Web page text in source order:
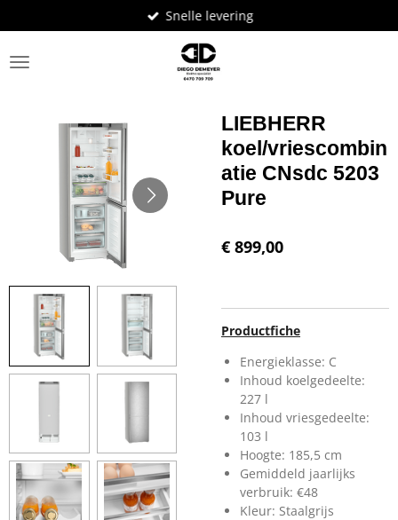
direct
naar
de
Snelle levering
LIEBHERR
koel/vriescombin
atie CNsdc 5203
Pure
€ 899,00
Productfiche
Energieklasse: C
Inhoud koelgedeelte:
227 l
Inhoud vriesgedeelte:
103 l
Hoogte: 185,5 cm
Gemiddeld jaarlijks
verbruik: €48
Kleur: Staalgrijs